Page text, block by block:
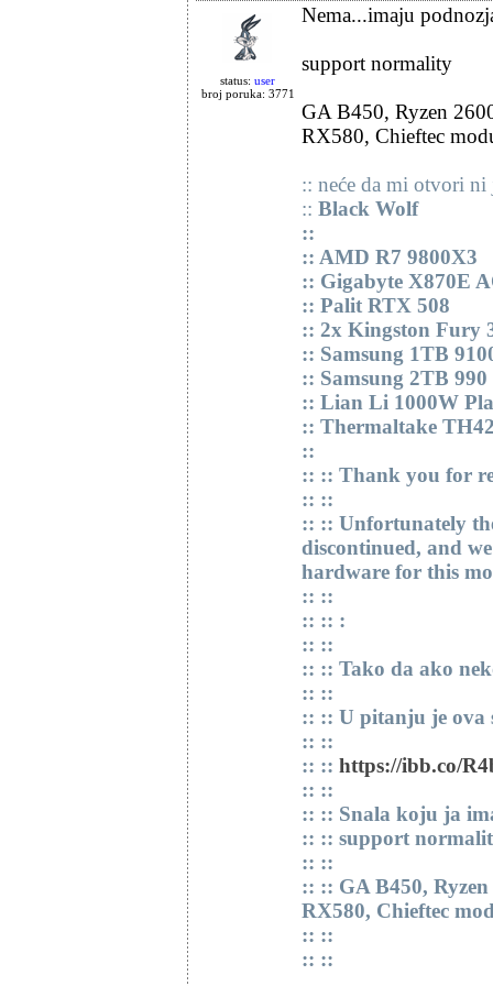
status: user
broj poruka: 3771
Nema...imaju
support normality
GA B450, Ryzen
RX580, Chieftec
:: neće da mi otvori
:: Black Wolf
::
:: AMD R7 9800X3
:: Gigabyte X870E
:: Palit RTX 508
:: 2x Kingston Fury
:: Samsung 1TB
:: Samsung 2TB 990
:: Lian Li 1000W
:: Thermaltake
::
:: :: Thank you for
:: ::
:: :: Unfortunately
discontinued, and
hardware for this
:: ::
:: :: :
:: ::
:: :: Tako da ako
:: ::
:: :: U pitanju je ova
:: ::
:: :: https://ibb.co/
:: ::
:: :: Snala koju ja
:: :: support normalit
:: ::
:: :: GA B450,
RX580, Chieftec
:: ::
:: ::